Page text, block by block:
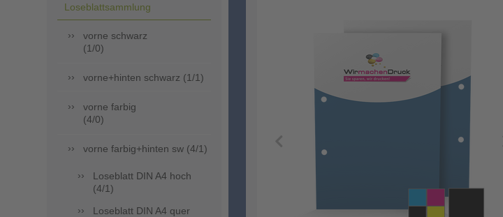
Loseblattsammlung
vorne schwarz
(1/0)
vorne+hinten schwarz (1/1)
vorne farbig
(4/0)
vorne farbig+hinten sw (4/1)
Loseblatt DIN A4 hoch
(4/1)
Loseblatt DIN A4 quer